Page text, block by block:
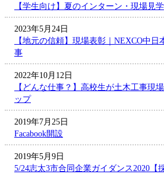
【学生向け】夏のインターン・現場見学
2023年5月24日
【地元の信頼】現場表彰｜NEXCO中日
事
2022年10月12日
【どんな仕事？】高校生が土木工事現
ップ
2019年7月25日
Facabook開設
2019年5月9日
5/24志太3市合同企業ガイダンス2020【